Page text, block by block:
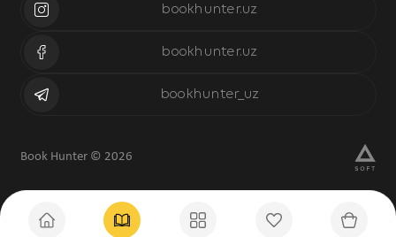
bookhunter.uz
bookhunter.uz
bookhunter_uz
Book Hunter © 2026